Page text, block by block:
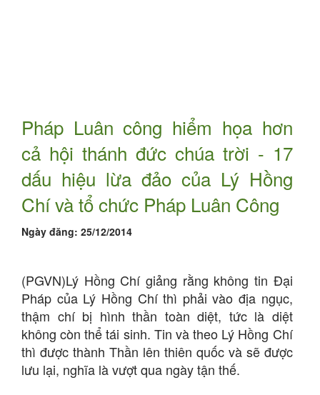
Pháp Luân công hiểm họa hơn
cả hội thánh đức chúa trời - 17
dấu hiệu lừa đảo của Lý Hồng
Chí và tổ chức Pháp Luân Công
Ngày đăng: 25/12/2014
(PGVN)Lý Hồng Chí giảng rằng không tin Đại
Pháp của Lý Hồng Chí thì phải vào địa ngục,
thậm chí bị hình thần toàn diệt, tức là diệt
không còn thể tái sinh. Tin và theo Lý Hồng Chí
thì được thành Thần lên thiên quốc và sẽ được
lưu lại, nghĩa là vượt qua ngày tận thế.